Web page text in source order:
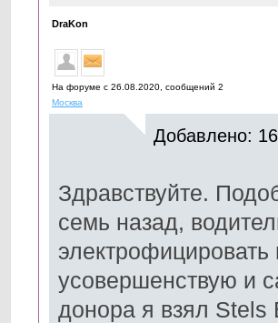
DraKon
На форуме с 26.08.2020, cообщений 2
Москва
Добавлено:
Здравствуйте.
семь назад,
электрофицировать
усовершенствую и
донора я взял Stels